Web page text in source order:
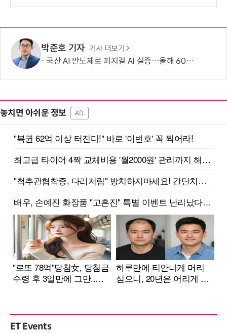
박준호 기자 기사 더보기
국산 AI 반도체로 피지컬 AI 실증…올해 600억 투입
놓치면 아쉬운 정보 AD
ET Events